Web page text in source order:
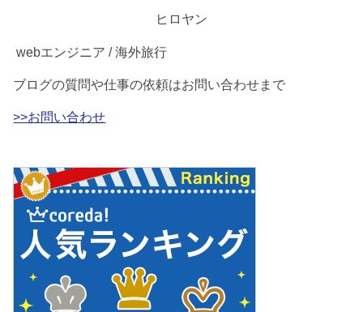
ヒロヤン
webエンジニア / 海外旅行
ブログの質問や仕事の依頼はお問い合わせまで
>>お問い合わせ